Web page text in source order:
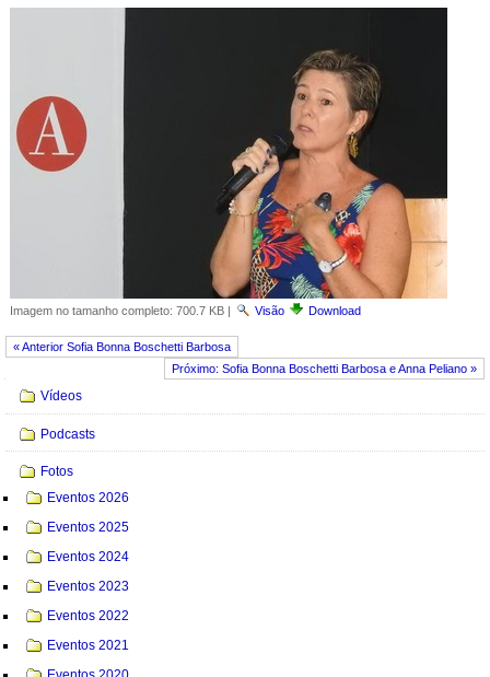
Imagem no tamanho completo: 700.7 KB| Visão Download
« Anterior Sofia Bonna Boschetti Barbosa
Próximo: Sofia Bonna Boschetti Barbosa e Anna Peliano »
Navegação
Vídeos
Podcasts
Fotos
Eventos 2026
Eventos 2025
Eventos 2024
Eventos 2023
Eventos 2022
Eventos 2021